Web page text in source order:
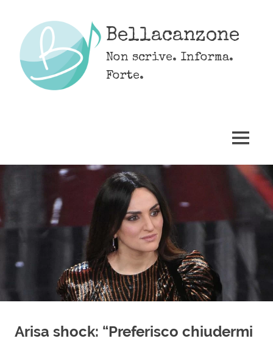
content
Bellacanzone
Non scrive. Informa.
Forte.
MENU
Arisa shock: “Preferisco chiudermi